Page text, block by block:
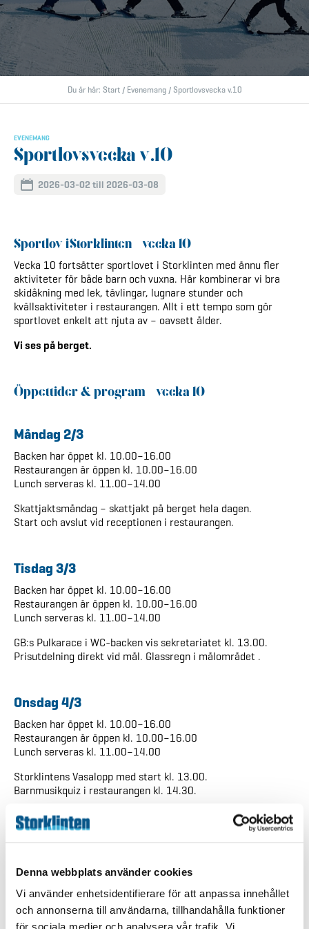
Denna webbplats använder cookies
Vi använder enhetsidentifierare för att anpassa innehållet
och annonserna till användarna, tillhandahålla funktioner
för sociala medier och analysera vår trafik. Vi
Du är här: Start/ Evenemang/ Sportlovsvecka v.10
EVENEMANG
Sportlovsvecka v.10
2026-03-02 till 2026-03-08
Sportlov i Storklinten – vecka 10
Vecka 10 fortsätter sportlovet i Storklinten med ännu fler
aktiviteter för både barn och vuxna. Här kombinerar vi bra
skidåkning med lek, tävlingar, lugnare stunder och
kvällsaktiviteter i restaurangen. Allt i ett tempo som gör
sportlovet enkelt att njuta av – oavsett ålder.
Vi ses på berget.
Öppettider & program – vecka 10
Måndag 2/3
Backen har öppet kl. 10.00–16.00
Restaurangen är öppen kl. 10.00–16.00
Lunch serveras kl. 11.00–14.00
Skattjaktsmåndag – skattjakt på berget hela dagen.
Start och avslut vid receptionen i restaurangen.
Tisdag 3/3
Backen har öppet kl. 10.00–16.00
Restaurangen är öppen kl. 10.00–16.00
Lunch serveras kl. 11.00–14.00
GB:s Pulkarace i WC-backen vis sekretariatet kl. 13.00.
Prisutdelning direkt vid mål. Glassregn i målområdet .
Onsdag 4/3
Backen har öppet kl. 10.00–16.00
Restaurangen är öppen kl. 10.00–16.00
Lunch serveras kl. 11.00–14.00
Storklintens Vasalopp med start kl. 13.00.
Barnmusikquiz i restaurangen kl. 14.30.
Torsdag 5/3
Restaurangen är öppen kl. 10.00–20.00
Middag serveras från pubmeny
En tipsrunda för barnen på berget pågår hela dagen utgår